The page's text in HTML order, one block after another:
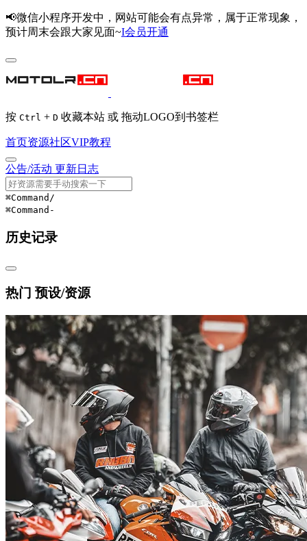
📢微信小程序开发中，网站可能会有点异常，属于正常现象，
预计周末会跟大家见面~I会员开通
按 Ctrl + D 收藏本站 或 拖动LOGO到书签栏
首页资源社区VIP教程
公告/活动 更新日志
⌘Command /
⌘Command -
历史记录
热门 预设/资源